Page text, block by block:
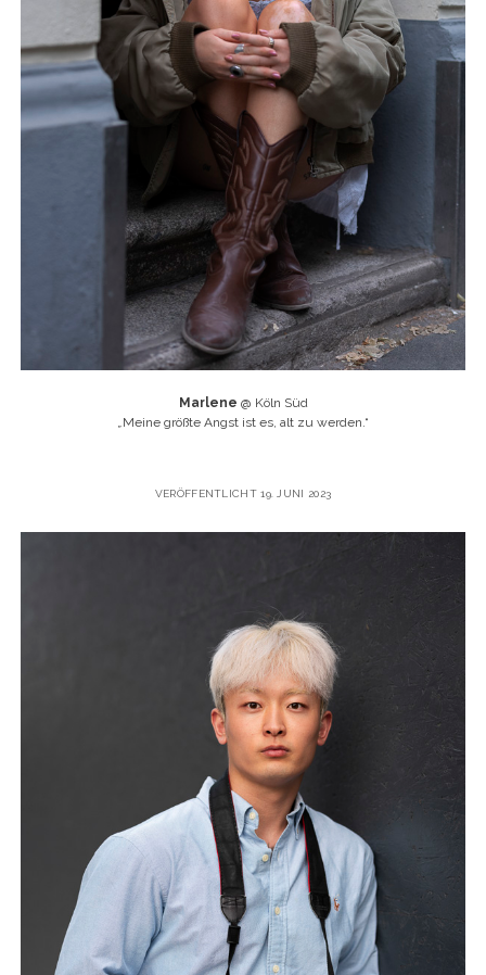
Marlene @ Köln Süd
„Meine größte Angst ist es, alt zu werden.“
VERÖFFENTLICHT 19. JUNI 2023